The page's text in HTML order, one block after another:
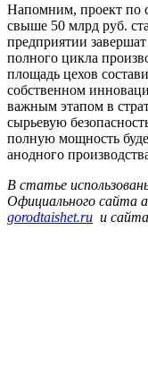
Напомним, проект по
свыше 50 млрд руб.
предприятии
полного цикла
площадь цехов
собственном
важным этапом в
сырьевую
полную мощность
анодного
В статье
Официального сайта
gorodtaishet.ru и